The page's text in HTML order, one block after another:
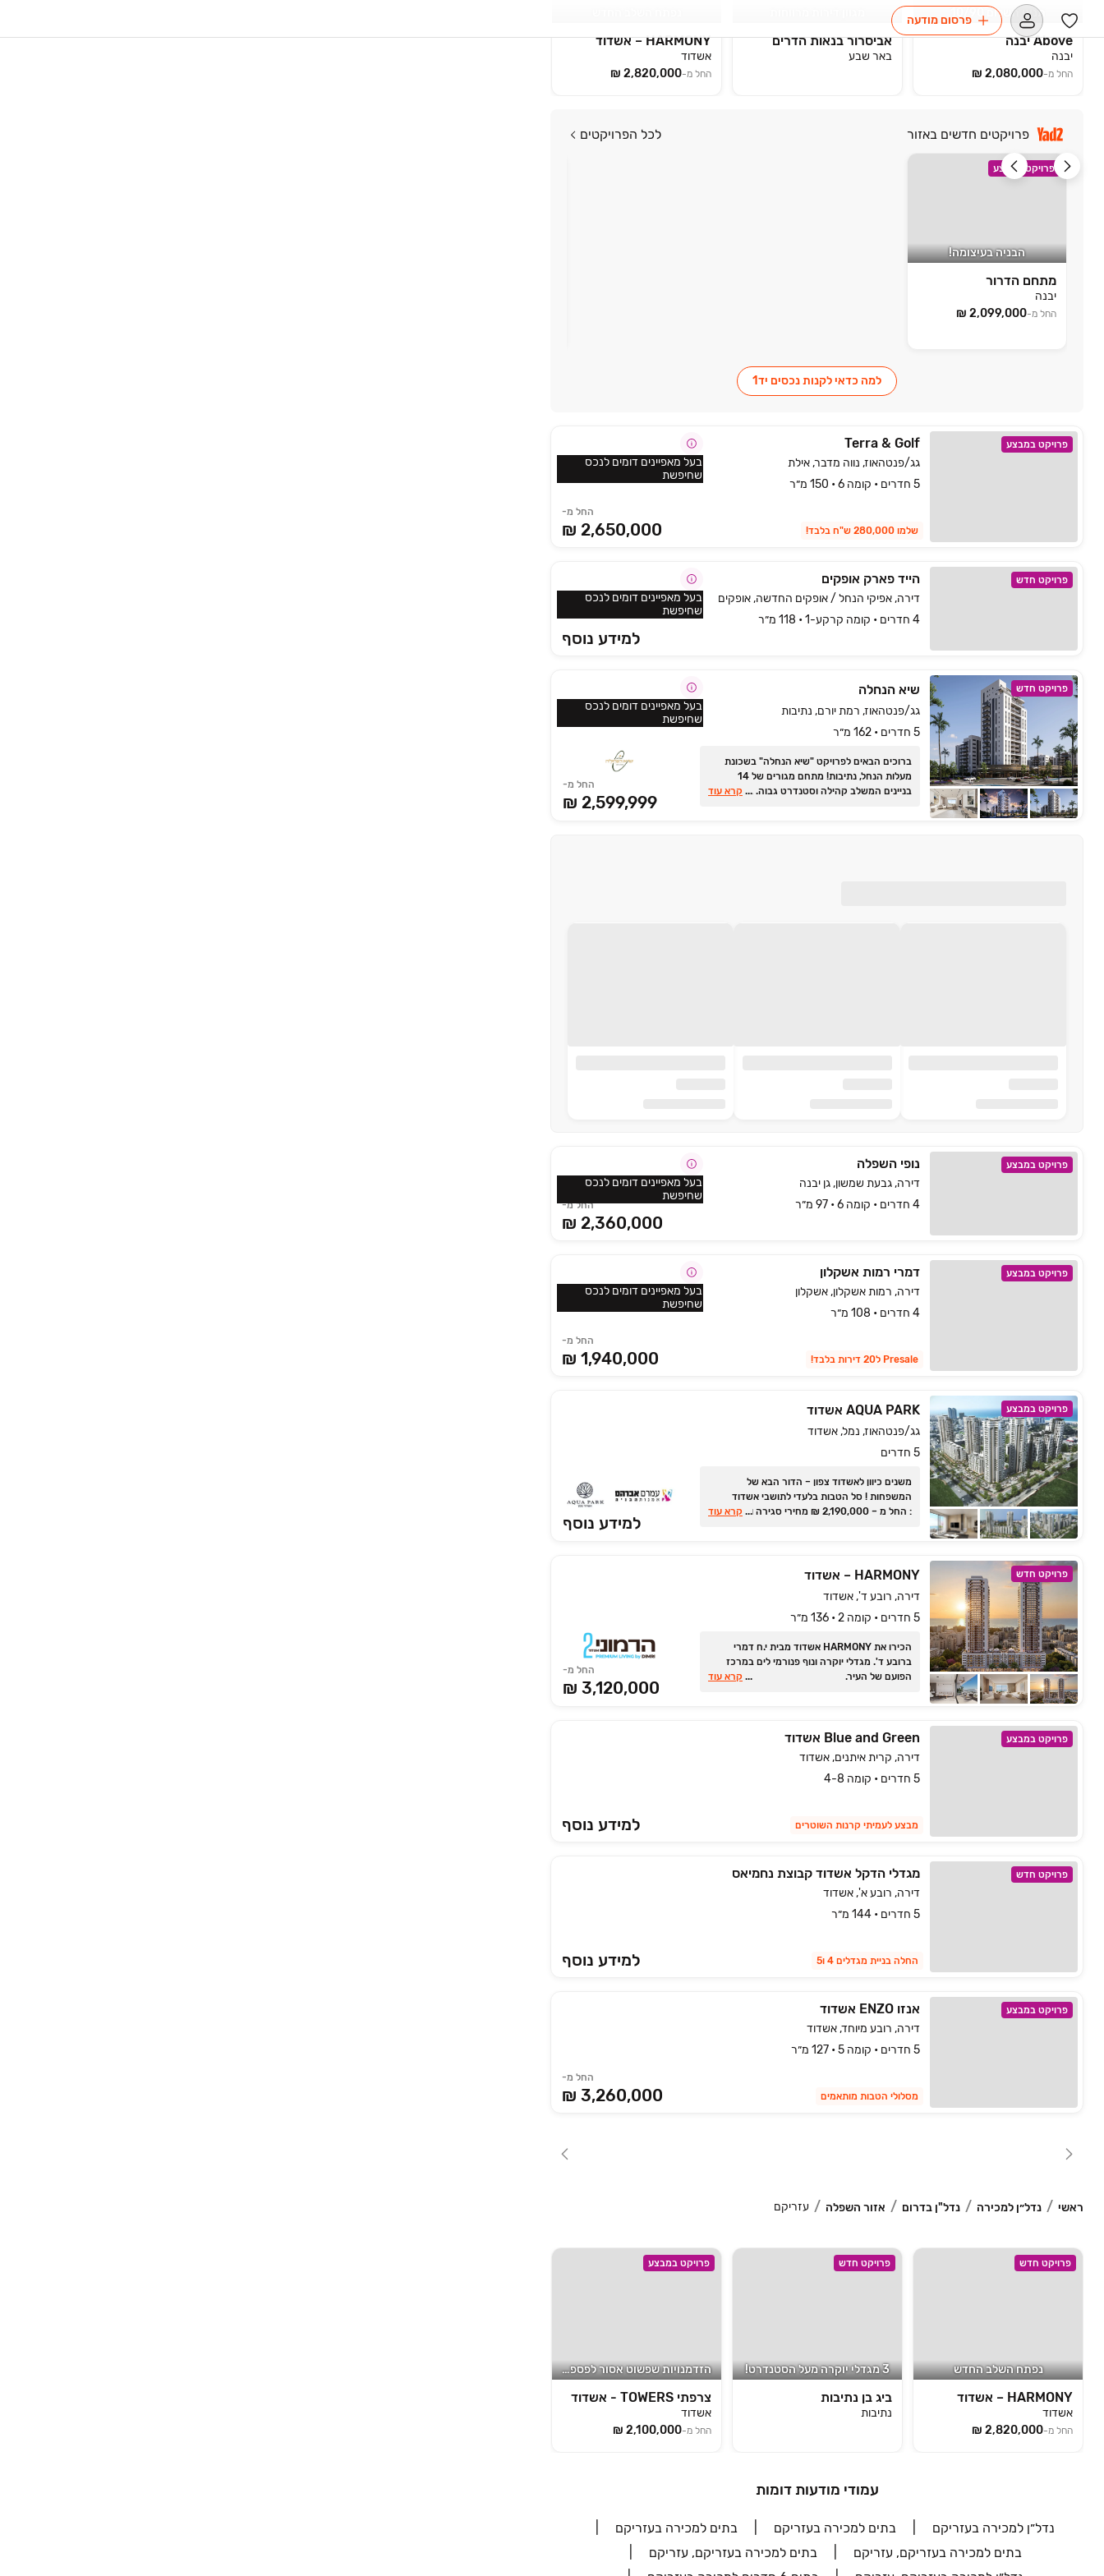
פרסום מודעה
תנאי תשלום 10/90
Above יבנה
יבנה
החל מ-
אביסרור בנאות הדרים
באר שבע
HARMONY – אשדוד
אשדוד
החל מ-
פרויקטים חדשים באזור לכל הפרויקטים
פרויקט במבצע
הבניה בעיצומה!
מתחם הדרור
יבנה
החל מ-
למה כדאי לקנות נכסים יד1
פרויקט במבצע Terra & Golf
גג/פנטהאוז, נווה מדבר, אילת
5 חדרים • קומה 6 • 150 מ״ר
החל מ-
2,650,000 ₪ שלמו 280,000 ש"ח בלבד!
בעל מאפיינים דומים לנכס
שחיפשת
פרויקט חדש הייד פארק אופקים
דירה, אפיקי הנחל / אופקים החדשה, אופקים
4 חדרים • קומה קרקע-1 • 118 מ״ר
למידע נוסף
בעל מאפיינים דומים לנכס
שחיפשת
פרויקט חדש שיא הנחלה
גג/פנטהאוז, רמת יורם, נתיבות
5 חדרים • 162 מ״ר
ברוכים הבאים לפרויקט "שיא הנחלה" בשכונת
מעלות הנחל, נתיבות! מתחם מגורים של ‏14
בניינים המשלב קהילה וסטנדרט גבוה. בחרו
... קרא עוד
החל מ-
2,599,999 ₪
בעל מאפיינים דומים לנכס
שחיפשת
פרויקט במבצע נופי השפלה
דירה, גבעת שמשון, גן יבנה
4 חדרים • קומה 6 • 97 מ״ר
החל מ-
2,360,000 ₪
בעל מאפיינים דומים לנכס
שחיפשת
פרויקט במבצע דמרי רמות אשקלון
דירה, רמות אשקלון, אשקלון
4 חדרים • 108 מ״ר
החל מ-
1,940,000 ₪ Presale ל20 דירות בלבד!
בעל מאפיינים דומים לנכס
שחיפשת
פרויקט במבצע AQUA PARK אשדוד
גג/פנטהאוז, נמל, אשדוד
5 חדרים
משנים כיוון לאשדוד צפון ‏– הדור הבא של
המשפחות ! סל הטבות בלעדי לתושבי אשדוד
: החל מ ‏– ‏2,190,000 ‏₪ מחירי סגירה והטבות
... קרא עוד
למידע נוסף
פרויקט חדש HARMONY – אשדוד
דירה, רובע ד', אשדוד
5 חדרים • קומה 2 • 136 מ״ר
הכירו את HARMONY אשדוד מבית י.ח דמרי
ברובע ד'. מגדלי יוקרה ונוף פנורמי לים במרכז
הפועם של העיר.
... קרא עוד
החל מ-
3,120,000 ₪
פרויקט במבצע Blue and Green אשדוד
דירה, קרית איתנים, אשדוד
5 חדרים • קומה 4-8
למידע נוסף מבצע לעמיתי קרנות השוטרים
פרויקט חדש מגדלי הדקל אשדוד קבוצת נחמיאס
דירה, רובע א', אשדוד
5 חדרים • 144 מ״ר
למידע נוסף החלה בניית מגדלים 4 ו5
פרויקט במבצע אנזו ENZO אשדוד
דירה, רובע מיוחד, אשדוד
5 חדרים • קומה 5 • 127 מ״ר
החל מ-
3,260,000 ₪ מסלולי הטבות מותאמים
ראשי נדל״ן למכירה נדל"ן בדרום אזור השפלה עזריקם
פרויקט חדש
נפתח השלב החדש
HARMONY – אשדוד
אשדוד
החל מ-
פרויקט חדש
3 מגדלי יוקרה מעל הסטנדרט!
ביג בן נתיבות
נתיבות
פרויקט במבצע
הזדמנויות שפשוט אסור לפספס!
צרפתי TOWERS‎ - אשדוד
אשדוד
החל מ-
עמודי מודעות דומות
נדל״ן למכירה בעזריקם בתים למכירה בעזריקם
בתים למכירה בעזריקם
בתים למכירה בעזריקם, עזריקם
בתים למכירה בעזריקם, עזריקם